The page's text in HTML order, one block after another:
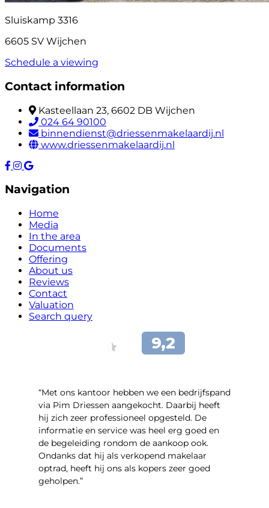
Sluiskamp 3316
6605 SV Wijchen
Schedule a viewing
Contact information
Kasteellaan 23, 6602 DB Wijchen
024 64 90100
binnendienst@driessenmakelaardij.nl
www.driessenmakelaardij.nl
Navigation
Home
Media
In the area
Documents
Offering
About us
Reviews
Contact
Valuation
Search query
“Met ons kantoor hebben we een bedrijfspand
via Pim Driessen aangekocht. Daarbij heeft
hij zich zeer professioneel opgesteld. De
informatie en service was heel erg goed en
de begeleiding rondom de aankoop ook.
Ondanks dat hij als verkopend makelaar
optrad, heeft hij ons als kopers zeer goed
geholpen.”